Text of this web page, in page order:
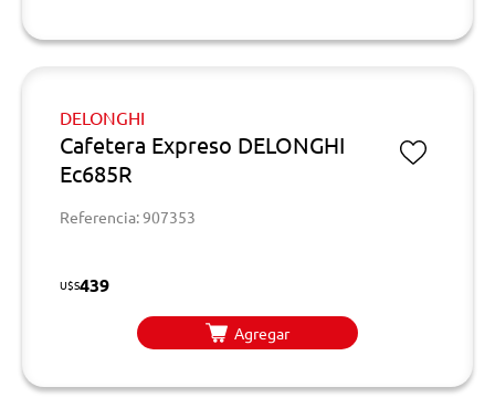
DELONGHI
Cafetera Expreso DELONGHI
Ec685R
Referencia: 907353
U$S439
Agregar